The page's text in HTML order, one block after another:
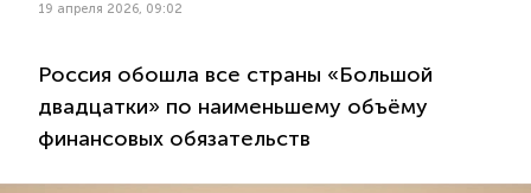
19 апреля 2026, 09:02
Россия обошла все страны «Большой
двадцатки» по наименьшему объёму
финансовых обязательств